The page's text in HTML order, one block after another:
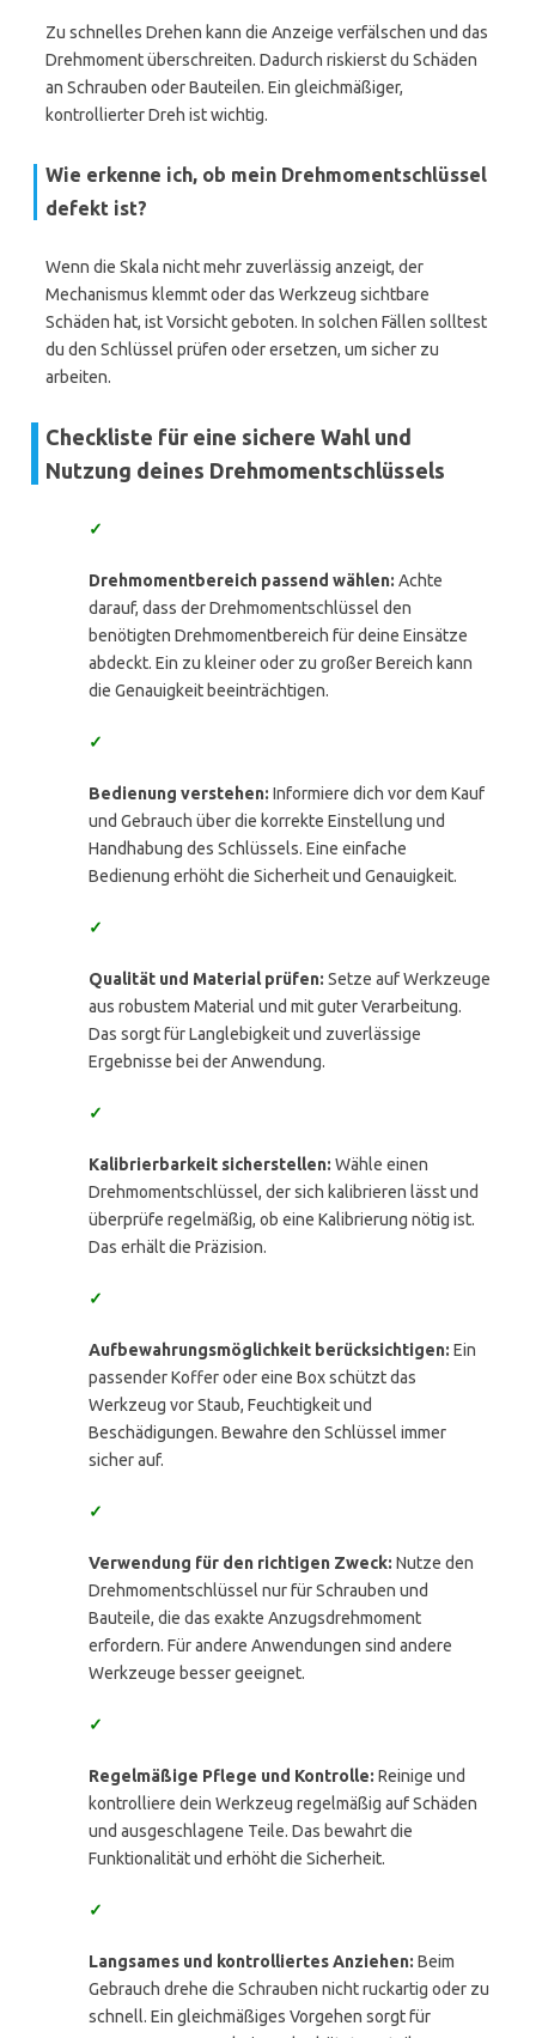
Zu schnelles Drehen kann die Anzeige verfälschen und das
Drehmoment überschreiten. Dadurch riskierst du Schäden
an Schrauben oder Bauteilen. Ein gleichmäßiger,
kontrollierter Dreh ist wichtig.
Wie erkenne ich, ob mein Drehmomentschlüssel
defekt ist?
Wenn die Skala nicht mehr zuverlässig anzeigt, der
Mechanismus klemmt oder das Werkzeug sichtbare
Schäden hat, ist Vorsicht geboten. In solchen Fällen solltest
du den Schlüssel prüfen oder ersetzen, um sicher zu
arbeiten.
Checkliste für eine sichere Wahl und
Nutzung deines Drehmomentschlüssels
✓
Drehmomentbereich passend wählen: Achte
darauf, dass der Drehmomentschlüssel den
benötigten Drehmomentbereich für deine Einsätze
abdeckt. Ein zu kleiner oder zu großer Bereich kann
die Genauigkeit beeinträchtigen.
✓
Bedienung verstehen: Informiere dich vor dem Kauf
und Gebrauch über die korrekte Einstellung und
Handhabung des Schlüssels. Eine einfache
Bedienung erhöht die Sicherheit und Genauigkeit.
✓
Qualität und Material prüfen: Setze auf Werkzeuge
aus robustem Material und mit guter Verarbeitung.
Das sorgt für Langlebigkeit und zuverlässige
Ergebnisse bei der Anwendung.
✓
Kalibrierbarkeit sicherstellen: Wähle einen
Drehmomentschlüssel, der sich kalibrieren lässt und
überprüfe regelmäßig, ob eine Kalibrierung nötig ist.
Das erhält die Präzision.
✓
Aufbewahrungsmöglichkeit berücksichtigen: Ein
passender Koffer oder eine Box schützt das
Werkzeug vor Staub, Feuchtigkeit und
Beschädigungen. Bewahre den Schlüssel immer
sicher auf.
✓
Verwendung für den richtigen Zweck: Nutze den
Drehmomentschlüssel nur für Schrauben und
Bauteile, die das exakte Anzugsdrehmoment
erfordern. Für andere Anwendungen sind andere
Werkzeuge besser geeignet.
✓
Regelmäßige Pflege und Kontrolle: Reinige und
kontrolliere dein Werkzeug regelmäßig auf Schäden
und ausgeschlagene Teile. Das bewahrt die
Funktionalität und erhöht die Sicherheit.
✓
Langsames und kontrolliertes Anziehen: Beim
Gebrauch drehe die Schrauben nicht ruckartig oder zu
schnell. Ein gleichmäßiges Vorgehen sorgt für